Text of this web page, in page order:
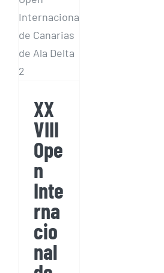
de
Canarias
de Ala
XX
VIII
Ope
n
Inte
rna
cio
nal